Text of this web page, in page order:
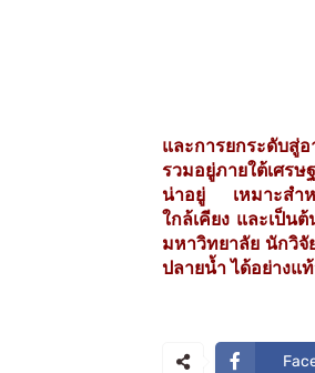
และการยกระดับสู่
รวมอยู่ภายใต้เศร
น่าอยู่ เหมาะสำห
ใกล้เคียง และเป็น
มหาวิทยาลัย นักวิจั
ปลายน้ำ ได้อย่างแท้